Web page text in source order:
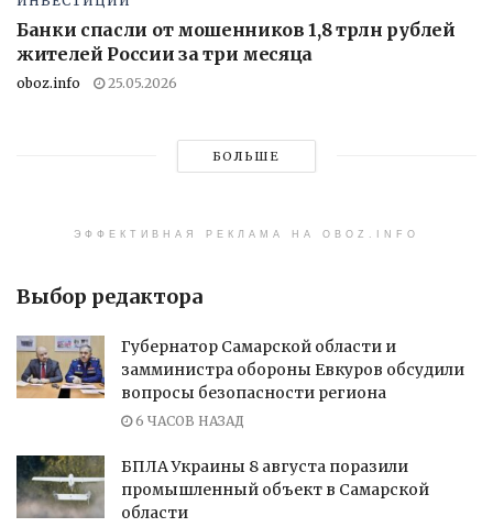
Банки спасли от мошенников 1,8 трлн рублей
жителей России за три месяца
oboz.info 25.05.2026
БОЛЬШЕ
ЭФФЕКТИВНАЯ РЕКЛАМА НА OBOZ.INFO
Выбор редактора
Губернатор Самарской области и
замминистра обороны Евкуров обсудили
вопросы безопасности региона
6 ЧАСОВ НАЗАД
БПЛА Украины 8 августа поразили
промышленный объект в Самарской
области